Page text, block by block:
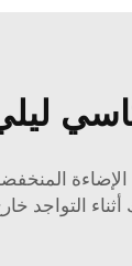
التواجد خارج